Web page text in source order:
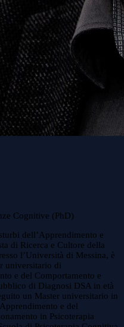
Cognitive (PhD)
dell’Apprendimento e
di Ricerca e Cultore della
l’Università di Messina, è
universitario di
e del Comportamento e
di Diagnosi DSA in età
un Master universitario in
e del
in Psicoterapia